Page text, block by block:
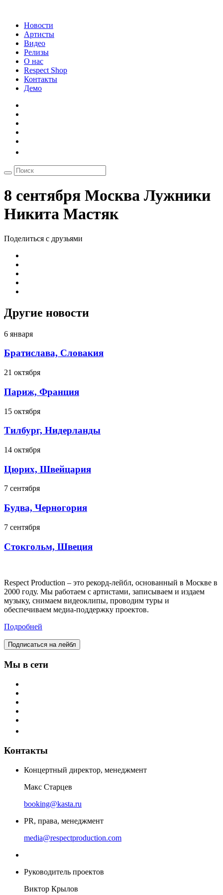
Новости
Артисты
Видео
Релизы
О нас
Respect Shop
Контакты
Демо
8 сентября Москва Лужники
Никита Мастяк
Поделиться с друзьями
Другие новости
6 января
Братислава, Словакия
21 октября
Париж, Франция
15 октября
Тилбург, Нидерланды
14 октября
Цюрих, Швейцария
7 сентября
Будва, Черногория
7 сентября
Стокгольм, Швеция
Respect Production – это рекорд-лейбл, основанный в Москве в
2000 году. Мы работаем с артистами, записываем и издаем
музыку, снимаем видеоклипы, проводим туры и
обеспечиваем медиа-поддержку проектов.
Подробней
Подписаться на лейбл
Мы в сети
Контакты
Концертный директор, менеджмент
Макс Старцев
booking@kasta.ru
PR, права, менеджмент
media@respectproduction.com
Руководитель проектов
Виктор Крылов